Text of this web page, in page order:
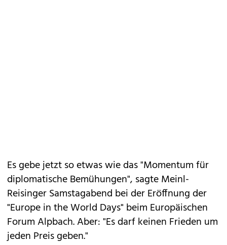
Es gebe jetzt so etwas wie das "Momentum für
diplomatische Bemühungen", sagte Meinl-
Reisinger Samstagabend bei der Eröffnung der
"Europe in the World Days" beim Europäischen
Forum Alpbach. Aber: "Es darf keinen Frieden um
jeden Preis geben."